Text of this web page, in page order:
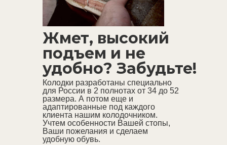
Колодки разработаны специально
для России в 2 полнотах от 34 до 52
размера. А потом еще и
адаптированные под каждого
клиента нашим колодочником.
Учтем особенности Вашей стопы,
Ваши пожелания и сделаем
удобную обувь.
Жмет, высокий
подъем и не
удобно? Забудьте!